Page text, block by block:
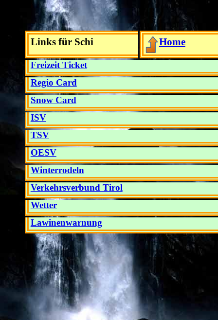
Links für Schi Home
Freizeit Ticket
Regio Card
Snow Card
ISV
TSV
OESV
Winterrodeln
Verkehrsverbund Tirol
Wetter
Lawinenwarnung